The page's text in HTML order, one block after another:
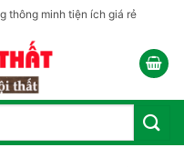
thông minh tiện ích giá rẻ